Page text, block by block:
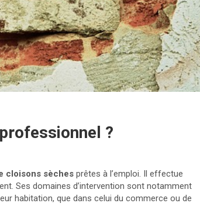
?
cloisons sèches prêtes à l’emploi. Il effectue
Ses domaines d’intervention sont notamment
habitation, que dans celui du commerce ou de